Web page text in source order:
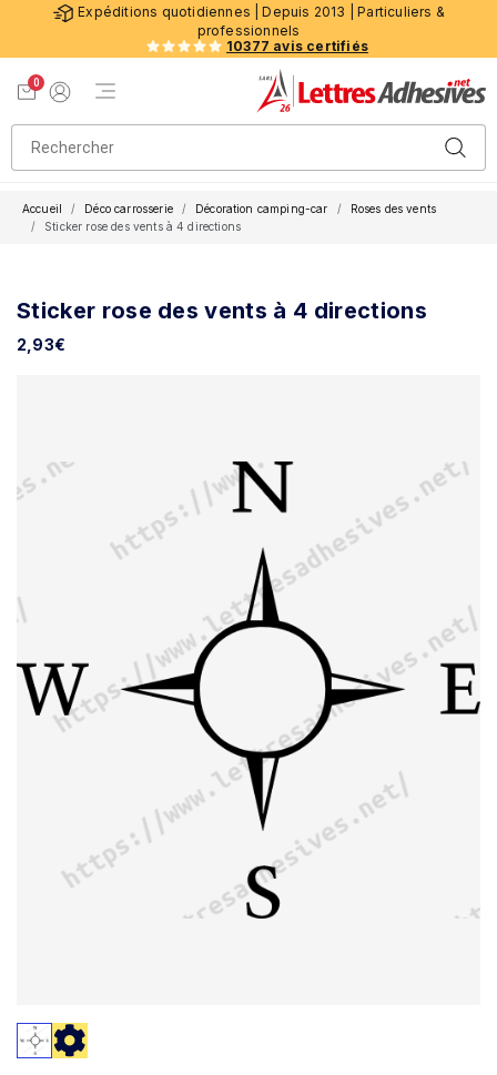
Expéditions quotidiennes | Depuis 2013 | Particuliers &
professionnels
10377 avis certifiés
0
Menu de navigation
Accueil Déco carrosserie Décoration camping-car
Roses des vents
Sticker rose des vents à 4 directions
Sticker rose des vents à 4 directions
2,93€